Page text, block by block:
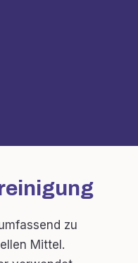
zu
Mittel.